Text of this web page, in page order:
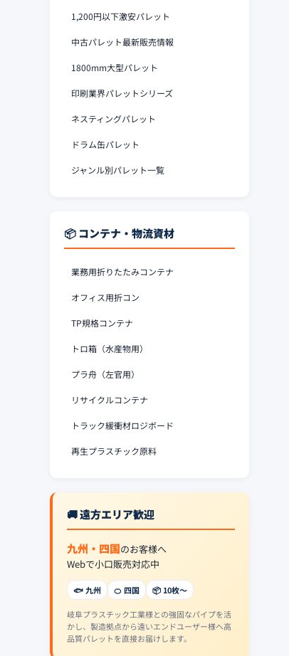
1,200円以下激安パレット
中古パレット最新販売情報
1800mm大型パレット
印刷業界パレットシリーズ
ネスティングパレット
ドラム缶パレット
ジャンル別パレット一覧
📦 コンテナ・物流資材
業務用折りたたみコンテナ
オフィス用折コン
TP規格コンテナ
トロ箱（水産物用）
プラ舟（左官用）
リサイクルコンテナ
トラック緩衝材ロジボード
再生プラスチック原料
🚚 遠方エリア歓迎
九州・四国のお客様へ
Webで小口販売対応中
🐟 九州 🍊 四国 📦 10枚〜
岐阜プラスチック工業様との強固なパイプを活
かし、製造拠点から遠いエンドユーザー様へ高
品質パレットを直接お届けします。